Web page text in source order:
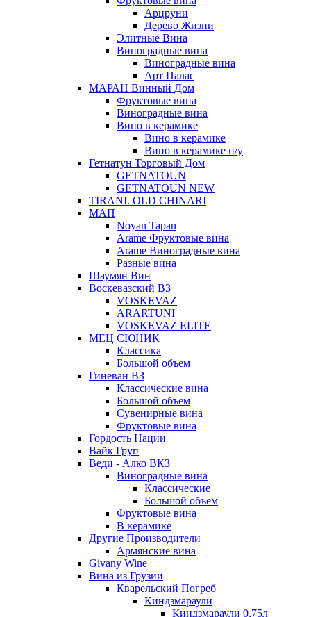
Арцруни
Дерево Жизни
Элитные Вина
Виноградные вина
Виноградные вина
Арт Палас
МАРАН Винный Дом
Фруктовые вина
Виноградные вина
Вино в керамике
Вино в керамике
Вино в керамике п/у
Гетнатун Торговый Дом
GETNATOUN
GETNATOUN NEW
TIRANI. OLD CHINARI
МАП
Noyan Tapan
Arame Фруктовые вина
Arame Виноградные вина
Разные вина
Шаумян Вин
Воскевазский ВЗ
VOSKEVAZ
ARARTUNI
VOSKEVAZ ELITE
МЕЦ СЮНИК
Классика
Большой объем
Гиневан ВЗ
Классические вина
Большой объем
Сувенирные вина
Фруктовые вина
Гордость Нации
Вайк Груп
Веди - Алко ВКЗ
Виноградные вина
Классические
Большой объем
Фруктовые вина
В керамике
Другие Производители
Армянские вина
Givany Wine
Вина из Грузии
Кварельский Погреб
Киндзмараули
Киндзмараули 0,75л